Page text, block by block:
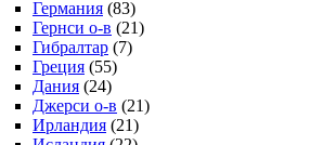
Германия (83)
Гернси о-в (21)
Гибралтар (7)
Греция (55)
Дания (24)
Джерси о-в (21)
Ирландия (21)